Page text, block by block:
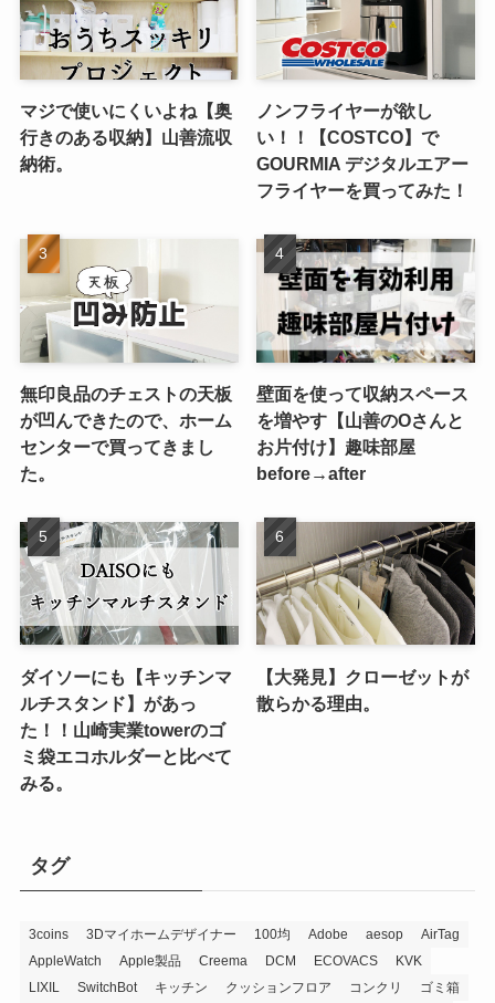
マジで使いにくいよね【奥
行きのある収納】山善流収
納術。
ノンフライヤーが欲し
い！！【COSTCO】で
GOURMIA デジタルエアー
フライヤーを買ってみた！
無印良品のチェストの天板
が凹んできたので、ホーム
センターで買ってきまし
た。
壁面を使って収納スペース
を増やす【山善のOさんと
お片付け】趣味部屋
before→after
ダイソーにも【キッチンマ
ルチスタンド】があっ
た！！山崎実業towerのゴ
ミ袋エコホルダーと比べて
みる。
【大発見】クローゼットが
散らかる理由。
タグ
3coins 3Dマイホームデザイナー 100均 Adobe aesop
AirTag
AppleWatch
Apple製品 Creema DCM ECOVACS
KVK
LIXIL
SwitchBot キッチン クッションフロア コンクリ
ゴミ箱